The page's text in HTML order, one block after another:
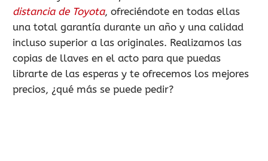
distancia de Toyota, ofreciéndote en todas ellas
una total garantía durante un año y una calidad
incluso superior a las originales. Realizamos las
copias de llaves en el acto para que puedas
librarte de las esperas y te ofrecemos los mejores
precios, ¿qué más se puede pedir?